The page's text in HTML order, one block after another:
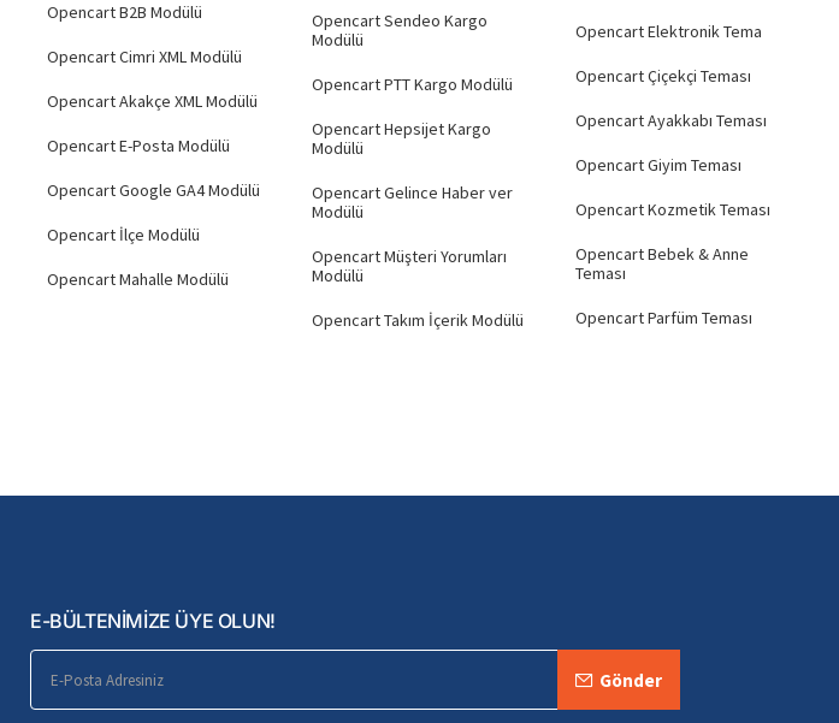
Opencart B2B Modülü
Opencart Cimri XML Modülü
Opencart Akakçe XML Modülü
Opencart E-Posta Modülü
Opencart Google GA4 Modülü
Opencart İlçe Modülü
Opencart Mahalle Modülü
Opencart Sendeo Kargo
Modülü
Opencart PTT Kargo Modülü
Opencart Hepsijet Kargo
Modülü
Opencart Gelince Haber ver
Modülü
Opencart Müşteri Yorumları
Modülü
Opencart Takım İçerik Modülü
Opencart Elektronik Tema
Opencart Çiçekçi Teması
Opencart Ayakkabı Teması
Opencart Giyim Teması
Opencart Kozmetik Teması
Opencart Bebek & Anne
Teması
Opencart Parfüm Teması
E-BÜLTENİMİZE ÜYE OLUN!
E-
Posta
Adresiniz
Gönder